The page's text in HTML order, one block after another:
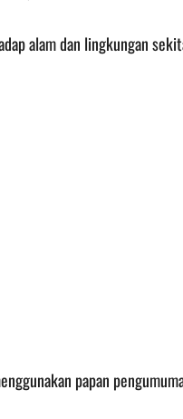
alam dan lingkungan
papan